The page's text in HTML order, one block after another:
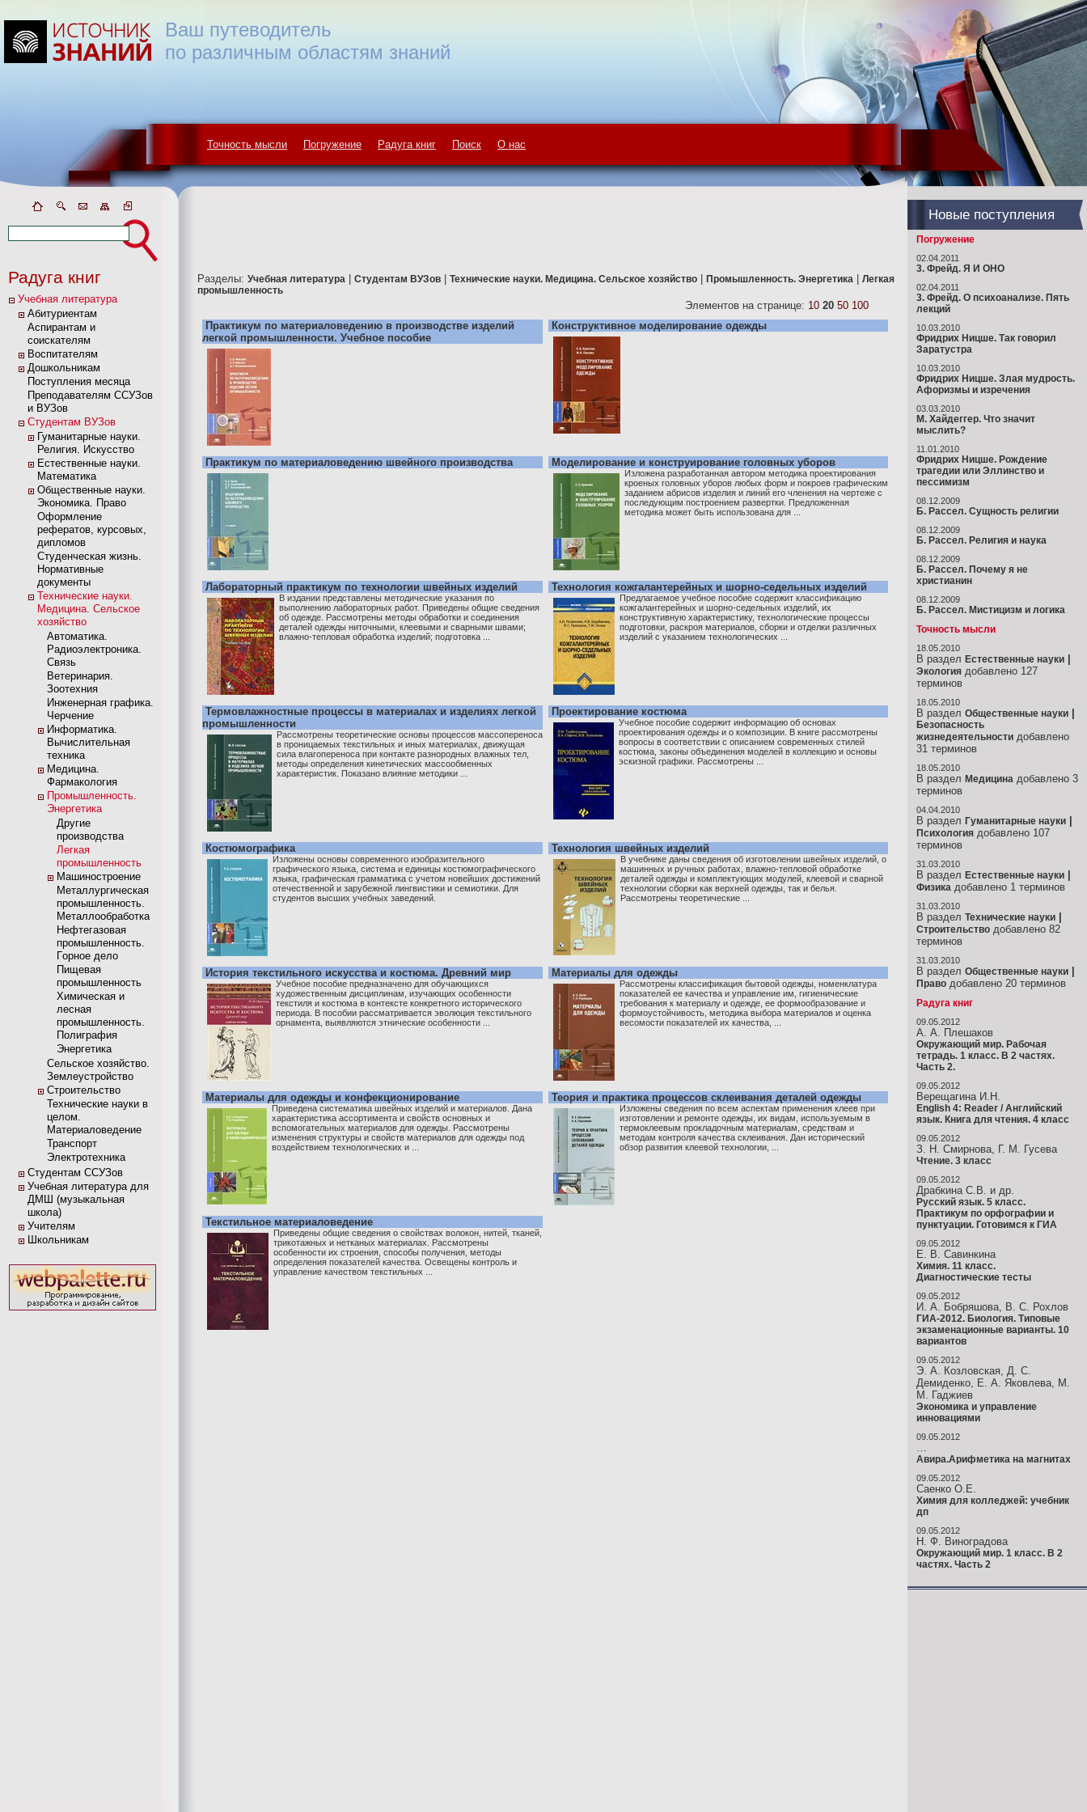
Точность мысли Погружение Радуга книг Поиск О нас
Ваш путеводитель
по различным областям знаний
Радуга книг
Учебная литература
Абитуриентам
Аспирантам и
соискателям
Воспитателям
Дошкольникам
Поступления месяца
Преподавателям ССУЗов
и ВУЗов
Студентам ВУЗов
Гуманитарные науки.
Религия. Искусство
Естественные науки.
Математика
Общественные науки.
Экономика. Право
Оформление
рефератов, курсовых,
дипломов
Студенческая жизнь.
Нормативные
документы
Технические науки.
Медицина. Сельское
хозяйство
Автоматика.
Радиоэлектроника.
Связь
Ветеринария.
Зоотехния
Инженерная графика.
Черчение
Информатика.
Вычислительная
техника
Медицина.
Фармакология
Промышленность.
Энергетика
Другие
производства
Легкая
промышленность
Машиностроение
Металлургическая
промышленность.
Металлообработка
Нефтегазовая
промышленность.
Горное дело
Пищевая
промышленность
Химическая и
лесная
промышленность.
Полиграфия
Энергетика
Сельское хозяйство.
Землеустройство
Строительство
Технические науки в
целом.
Материаловедение
Транспорт
Электротехника
Студентам ССУЗов
Учебная литература для
ДМШ (музыкальная
школа)
Учителям
Школьникам
Разделы: Учебная литература Студентам ВУЗов Технические науки. Медицина. Сельское хозяйство Промышленность. Энергетика
Легкая
промышленность
Элементов на странице: 10 20 50 100
Практикум по материаловедению в производстве изделий
легкой промышленности. Учебное пособие
Конструктивное моделирование одежды
Практикум по материаловедению швейного производства Моделирование и конструирование головных уборов
Изложена разработанная автором методика проектирования
кроеных головных уборов любых форм и покроев графическим
заданием абрисов изделия и линий его членения на чертеже с
последующим построением развертки. Предложенная
методика может быть использована для ...
Лабораторный практикум по технологии швейных изделий
В издании представлены методические указания по
выполнению лабораторных работ. Приведены общие сведения
об одежде. Рассмотрены методы обработки и соединения
деталей одежды ниточными, клеевыми и сварными швами;
влажно-тепловая обработка изделий; подготовка ...
Технология кожгалантерейных и шорно-седельных изделий
Предлагаемое учебное пособие содержит классификацию
кожгалантерейных и шорно-седельных изделий, их
конструктивную характеристику, технологические процессы
подготовки, раскроя материалов, сборки и отделки различных
изделий с указанием технологических ...
Термовлажностные процессы в материалах и изделиях легкой
промышленности
Рассмотрены теоретические основы процессов массопереноса
в проницаемых текстильных и иных материалах, движущая
сила влагопереноса при контакте разнородных влажных тел,
методы определения кинетических массообменных
характеристик. Показано влияние методики ...
Проектирование костюма
Учебное пособие содержит информацию об основах
проектирования одежды и о композиции. В книге рассмотрены
вопросы в соответствии с описанием современных стилей
костюма, законы объединения моделей в коллекцию и основы
эскизной графики. Рассмотрены ...
Костюмографика
Изложены основы современного изобразительного
графического языка, система и единицы костюмографического
языка, графическая грамматика с учетом новейших достижений
отечественной и зарубежной лингвистики и семиотики. Для
студентов высших учебных заведений.
Технология швейных изделий
В учебнике даны сведения об изготовлении швейных изделий, о
машинных и ручных работах, влажно-тепловой обработке
деталей одежды и комплектующих модулей, клеевой и сварной
технологии сборки как верхней одежды, так и белья.
Рассмотрены теоретические ...
История текстильного искусства и костюма. Древний мир
Учебное пособие предназначено для обучающихся
художественным дисциплинам, изучающих особенности
текстиля и костюма в контексте конкретного исторического
периода. В пособии рассматривается эволюция текстильного
орнамента, выявляются этнические особенности ...
Материалы для одежды
Рассмотрены классификация бытовой одежды, номенклатура
показателей ее качества и управление им, гигиенические
требования к материалу и одежде, ее формообразование и
формоустойчивость, методика выбора материалов и оценка
весомости показателей их качества, ...
Материалы для одежды и конфекционирование
Приведена систематика швейных изделий и материалов. Дана
характеристика ассортимента и свойств основных и
вспомогательных материалов для одежды. Рассмотрены
изменения структуры и свойств материалов для одежды под
воздействием технологических и ...
Теория и практика процессов склеивания деталей одежды
Изложены сведения по всем аспектам применения клеев при
изготовлении и ремонте одежды, их видам, используемым в
термоклеевым прокладочным материалам, средствам и
методам контроля качества склеивания. Дан исторический
обзор развития клеевой технологии, ...
Текстильное материаловедение
Приведены общие сведения о свойствах волокон, нитей, тканей,
трикотажных и нетканых материалах. Рассмотрены
особенности их строения, способы получения, методы
определения показателей качества. Освещены контроль и
управление качеством текстильных ...
Новые поступления
Погружение
02.04.2011
3. Фрейд. Я И ОНО
02.04.2011
3. Фрейд. О психоанализе. Пять
лекций
10.03.2010
Фридрих Ницше. Так говорил
Заратустра
10.03.2010
Фридрих Ницше. Злая мудрость.
Афоризмы и изречения
03.03.2010
М. Хайдеггер. Что значит
мыслить?
11.01.2010
Фридрих Ницше. Рождение
трагедии или Эллинство и
пессимизм
08.12.2009
Б. Рассел. Сущность религии
08.12.2009
Б. Рассел. Религия и наука
08.12.2009
Б. Рассел. Почему я не
христианин
08.12.2009
Б. Рассел. Мистицизм и логика
Точность мысли
18.05.2010
В раздел Естественные науки
Экология добавлено 127
терминов
18.05.2010
В раздел Общественные науки
Безопасность
жизнедеятельности добавлено
31 терминов
18.05.2010
В раздел Медицина добавлено 3
терминов
04.04.2010
В раздел Гуманитарные науки
Психология добавлено 107
терминов
31.03.2010
В раздел Естественные науки
Физика добавлено 1 терминов
31.03.2010
В раздел Технические науки
Строительство добавлено 82
терминов
31.03.2010
В раздел Общественные науки
Право добавлено 20 терминов
Радуга книг
09.05.2012
А. А. Плешаков
Окружающий мир. Рабочая
тетрадь. 1 класс. В 2 частях.
Часть 2.
09.05.2012
Верещагина И.Н.
English 4: Reader / Английский
язык. Книга для чтения. 4 класс
09.05.2012
З. Н. Смирнова, Г. М. Гусева
Чтение. 3 класс
09.05.2012
Драбкина С.В. и др.
Русский язык. 5 класс.
Практикум по орфографии и
пунктуации. Готовимся к ГИА
09.05.2012
Е. В. Савинкина
Химия. 11 класс.
Диагностические тесты
09.05.2012
И. А. Бобряшова, В. С. Рохлов
ГИА-2012. Биология. Типовые
экзаменационные варианты. 10
вариантов
09.05.2012
Э. А. Козловская, Д. С.
Демиденко, Е. А. Яковлева, М.
М. Гаджиев
Экономика и управление
инновациями
09.05.2012
…
Авира.Арифметика на магнитах
09.05.2012
Саенко О.Е.
Химия для колледжей: учебник
дп
09.05.2012
Н. Ф. Виноградова
Окружающий мир. 1 класс. В 2
частях. Часть 2